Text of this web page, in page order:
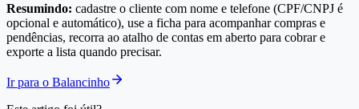
Resumindo: cadastre o cliente com nome e telefone (CPF/CNPJ é
opcional e automático), use a ficha para acompanhar compras e
pendências, recorra ao atalho de contas em aberto para cobrar e
exporte a lista quando precisar.
Ir para o Balancinho